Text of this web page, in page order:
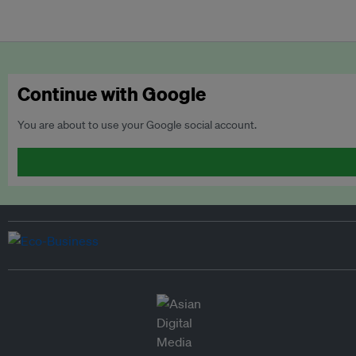
Continue with Google
You are about to use your Google social account.